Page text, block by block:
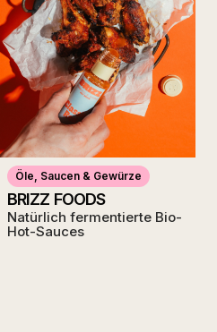
Öle, Saucen & Gewürze
BRIZZ FOODS
Natürlich fermentierte Bio-
Hot-Sauces